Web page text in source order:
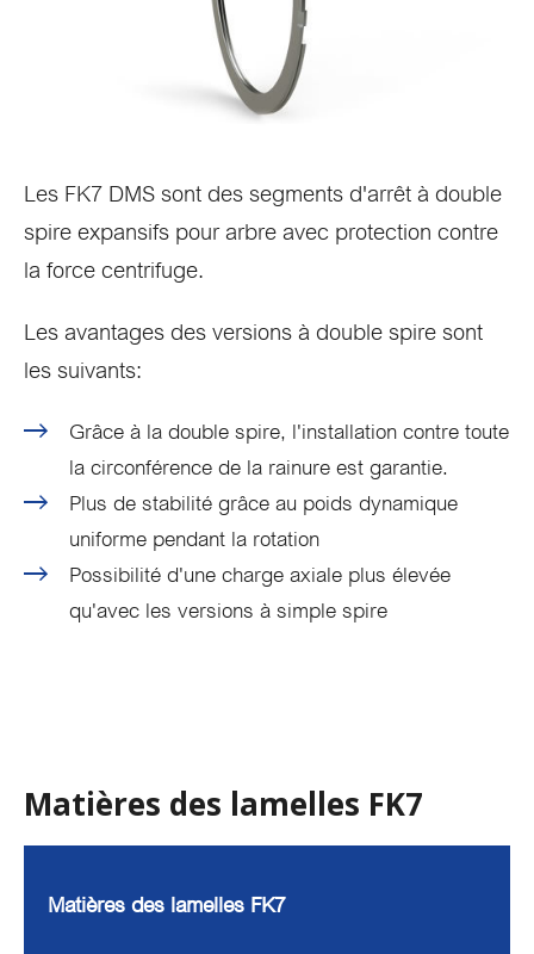
Les FK7 DMS sont des segments d'arrêt à double
spire expansifs pour arbre avec protection contre
la force centrifuge.
Les avantages des versions à double spire sont
les suivants:
Grâce à la double spire, l'installation contre toute
la circonférence de la rainure est garantie.
Plus de stabilité grâce au poids dynamique
uniforme pendant la rotation
Possibilité d'une charge axiale plus élevée
qu'avec les versions à simple spire
Matières des lamelles FK7
Matières des lamelles FK7